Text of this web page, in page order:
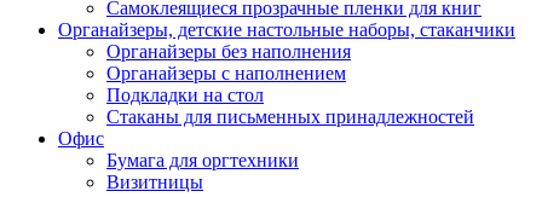
Самоклеящиеся прозрачные пленки для книг
Органайзеры, детские настольные наборы, стаканчики
Органайзеры без наполнения
Органайзеры с наполнением
Подкладки на стол
Стаканы для письменных принадлежностей
Офис
Бумага для оргтехники
Визитницы